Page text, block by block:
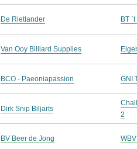
De Rietlander BT
Van Ooy Billiard Supplies
BCO - Paeoniapassion GNI
Dirk Snip Biljarts
2
BV Beer de Jong